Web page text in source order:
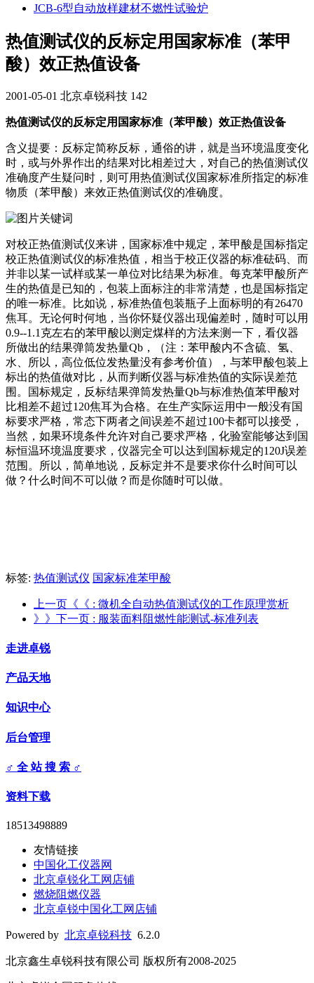
JCB-6型自动放样建材不燃性试验炉
热值测试仪的反标定用国家标准（苯甲
酸）效正热值设备
2001-05-01 北京卓锐科技 142
热值测试仪的反标定用国家标准（苯甲酸）效正热值设备
含义提要：反标定简称反标，通俗的讲，就是当环境温度变化
时，或与外界作出的结果对比相差过大，对自己的热值测试仪
准确度产生疑问时，则可用热值测试仪国家标准所指定的标准
物质（苯甲酸）来效正热值测试仪的准确度。
对校正热值测试仪来讲，国家标准中规定，苯甲酸是国标指定
校正热值测试仪的标准热值，相当于校正仪器的标准砝码、而
并非以某一试样或某一单位对比结果为标准。每克苯甲酸所产
生的热值是已知的，包装上面标注的非常清楚，也是国标指定
的唯一标准。比如说，标准热值包装瓶子上面标明的有26470
焦耳。无论何时何地，当你怀疑仪器出现偏差时，随时可以用
0.9--1.1克左右的苯甲酸以测定煤样的方法来测一下，看仪器
所做出的结果弹筒发热量Qb，（注：苯甲酸内不含硫、氢、
水、所以，高位低位发热量没有参考价值），与苯甲酸包装上
标出的热值做对比，从而判断仪器与标准热值的实际误差范
围。国标规定，反标结果弹筒发热量Qb与标准热值苯甲酸对
比相差不超过120焦耳为合格。在生产实际运用中一般没有国
标要求严格，常态下两者之间误差不超过100卡都可以接受，
当然，如果环境条件允许对自己要求严格，化验室能够达到国
标恒温环境温度要求，仪器完全可以达到国标规定的120J误差
范围。所以，简单地说，反标定并不是要求你什么时间可以
做？什么时间不可以做？而是你随时可以做。
标签: 热值测试仪 国家标准苯甲酸
上一页《《 : 微机全自动热值测试仪的工作原理赏析
》》下一页 : 服装面料阻燃性能测试-标准列表
走进卓锐
产品天地
知识中心
后台管理
♂ 全 站 搜 索 ♂
资料下载
18513498889
友情链接
中国化工仪器网
北京卓锐化工网店铺
燃烧阻燃仪器
北京卓锐中国化工网店铺
Powered by 北京卓锐科技 6.2.0
北京鑫生卓锐科技有限公司 版权所有2008-2025